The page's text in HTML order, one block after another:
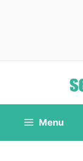
contenuto
Menu